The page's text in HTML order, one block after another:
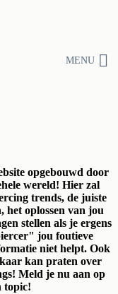
MENU
opgebouwd door
wereld! Hier zal
trends, de juiste
het oplossen van jou
stellen als je ergens
jou foutieve
niet helpt. Ook
kan praten over
Meld je nu aan op
topic!